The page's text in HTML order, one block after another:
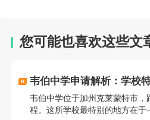
您的位置：首页>哈尔滨>美国中学留
您可能也喜欢这些文
韦伯中学申请解析：学校
请要点
韦伯中学位于加州克莱蒙特市，
程。这所学校最特别的地方在